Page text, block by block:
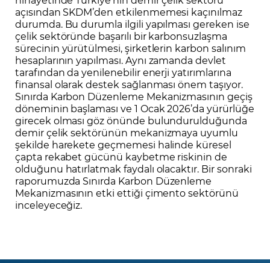
açısından SKDM’den etkilenmemesi kaçınılmaz
durumda. Bu durumla ilgili yapılması gereken ise
çelik sektöründe başarılı bir karbonsuzlaşma
sürecinin yürütülmesi, şirketlerin karbon salınım
hesaplarının yapılması. Aynı zamanda devlet
tarafından da yenilenebilir enerji yatırımlarına
finansal olarak destek sağlanması önem taşıyor.
Sınırda Karbon Düzenleme Mekanizmasının geçiş
döneminin başlaması ve 1 Ocak 2026’da yürürlüğe
girecek olması göz önünde bulundurulduğunda
demir çelik sektörünün mekanizmaya uyumlu
şekilde harekete geçmemesi halinde küresel
çapta rekabet gücünü kaybetme riskinin de
olduğunu hatırlatmak faydalı olacaktır. Bir sonraki
raporumuzda Sınırda Karbon Düzenleme
Mekanizmasının etki ettiği çimento sektörünü
inceleyeceğiz.